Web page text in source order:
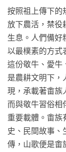
按照祖上傳下的
放下農活，禁役
生息。人們備好
以最樸素的方式
這份敬牛、愛牛
是農耕文明下，
現，承載著畬族
而與敬牛習俗相
重要載體。畬族
史、民間故事、
傳，山歌便是畬